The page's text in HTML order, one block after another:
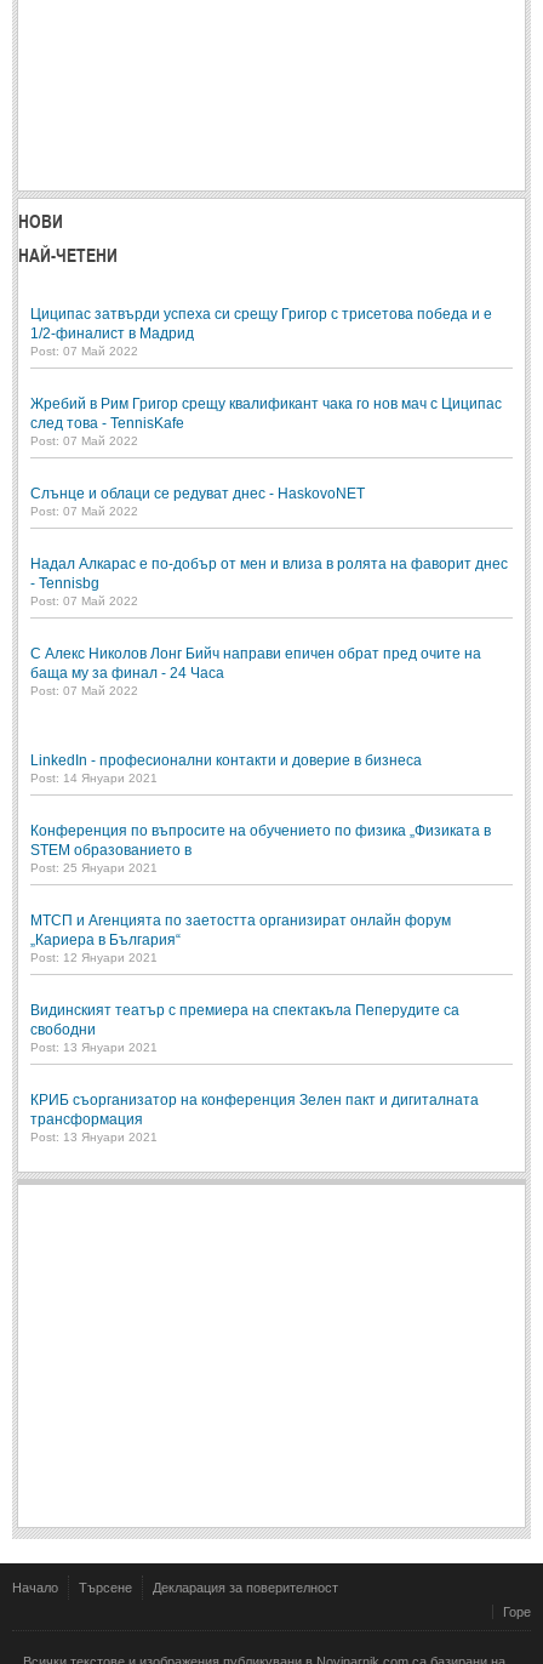
НОВИ
НАЙ-ЧЕТЕНИ
Циципас затвърди успеха си срещу Григор с трисетова победа и е
1/2-финалист в Мадрид
Post: 07 Май 2022
Жребий в Рим Григор срещу квалификант чака го нов мач с Циципас
след това - TennisKafe
Post: 07 Май 2022
Слънце и облаци се редуват днес - HaskovoNET
Post: 07 Май 2022
Надал Алкарас е по-добър от мен и влиза в ролята на фаворит днес
- Tennisbg
Post: 07 Май 2022
С Алекс Николов Лонг Бийч направи епичен обрат пред очите на
баща му за финал - 24 Часа
Post: 07 Май 2022
LinkedIn - професионални контакти и доверие в бизнеса
Post: 14 Януари 2021
Конференция по въпросите на обучението по физика „Физиката в
STEM образованието в
Post: 25 Януари 2021
МТСП и Агенцията по заетостта организират онлайн форум
„Кариера в България“
Post: 12 Януари 2021
Видинският театър с премиера на спектакъла Пеперудите са
свободни
Post: 13 Януари 2021
КРИБ съорганизатор на конференция Зелен пакт и дигиталната
трансформация
Post: 13 Януари 2021
Начало Търсене
Декларация за поверителност
Горе